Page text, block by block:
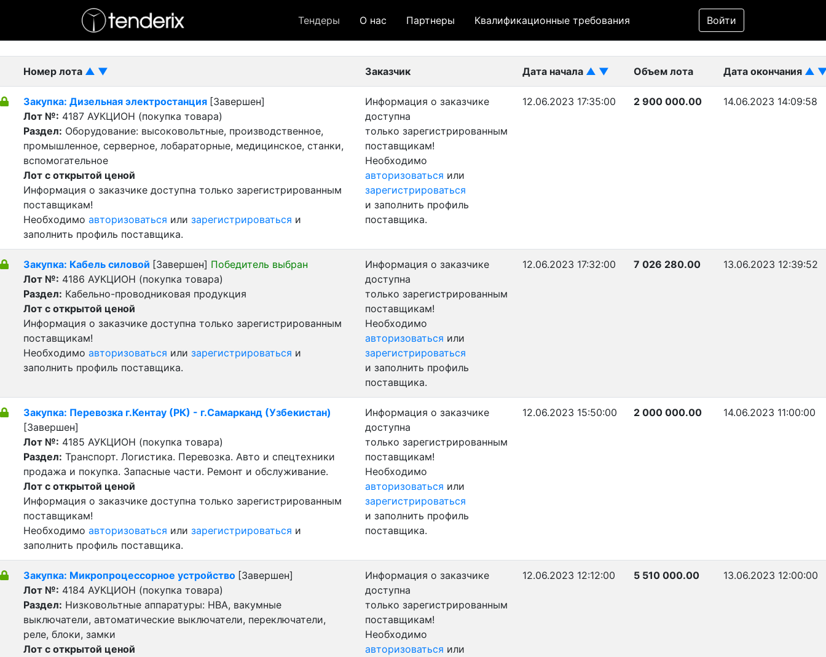
Тендеры О нас Партнеры Квалификационные требования Войти
Фильтр
- Завершенный лот
Номер лота ▲ ▼ Заказчик Дата начала ▲ ▼ Объем лота Дата окончания ▲
Закупка: Дизельная электростанция [Завершен]
Лот №: 4187 АУКЦИОН (покупка товара)
Раздел: Оборудование: высоковольтные, производственное,
промышленное, серверное, лобараторные, медицинское, станки,
вспомогательное
Лот с открытой ценой
Информация о заказчике доступна только зарегистрированным
поставщикам!
Необходимо авторизоваться или зарегистрироваться и
заполнить профиль поставщика.
Информация о заказчике
доступна
только зарегистрированным
поставщикам!
Необходимо
авторизоваться или
зарегистрироваться
и заполнить профиль
поставщика.
12.06.2023 17:35:00 2 900 000.00 14.06.2023 14:09:58
Закупка: Кабель силовой [Завершен] Победитель выбран
Лот №: 4186 АУКЦИОН (покупка товара)
Раздел: Кабельно-проводниковая продукция
Лот с открытой ценой
Информация о заказчике доступна только зарегистрированным
поставщикам!
Необходимо авторизоваться или зарегистрироваться и
заполнить профиль поставщика.
Информация о заказчике
доступна
только зарегистрированным
поставщикам!
Необходимо
авторизоваться или
зарегистрироваться
и заполнить профиль
поставщика.
12.06.2023 17:32:00 7 026 280.00 13.06.2023 12:39:52
Закупка: Перевозка г.Кентау (РК) - г.Самарканд (Узбекистан)
[Завершен]
Лот №: 4185 АУКЦИОН (покупка товара)
Раздел: Транспорт. Логистика. Перевозка. Авто и спецтехники
продажа и покупка. Запасные части. Ремонт и обслуживание.
Лот с открытой ценой
Информация о заказчике доступна только зарегистрированным
поставщикам!
Необходимо авторизоваться или зарегистрироваться и
заполнить профиль поставщика.
Информация о заказчике
доступна
только зарегистрированным
поставщикам!
Необходимо
авторизоваться или
зарегистрироваться
и заполнить профиль
поставщика.
12.06.2023 15:50:00 2 000 000.00 14.06.2023 11:00:00
Закупка: Микропроцессорное устройство [Завершен]
Лот №: 4184 АУКЦИОН (покупка товара)
Раздел: Низковольтные аппаратуры: НВА, вакумные
выключатели, автоматические выключатели, переключатели,
реле, блоки, замки
Лот с открытой ценой
Информация о заказчике
доступна
только зарегистрированным
поставщикам!
Необходимо
авторизоваться или
12.06.2023 12:12:00 5 510 000.00 13.06.2023 12:00:00